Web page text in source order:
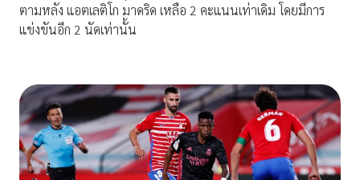
ตามหลัง แอตเลติโก มาดริด เหลือ 2 คะแนนเท่าเดิม โดยมีการ
แข่งขันอีก 2 นัดเท่านั้น